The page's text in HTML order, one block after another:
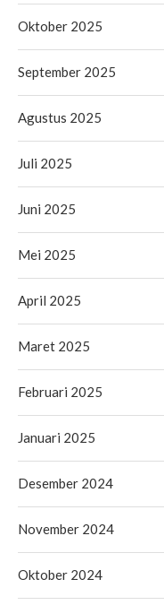
Oktober 2025
September 2025
Agustus 2025
Juli 2025
Juni 2025
Mei 2025
April 2025
Maret 2025
Februari 2025
Januari 2025
Desember 2024
November 2024
Oktober 2024